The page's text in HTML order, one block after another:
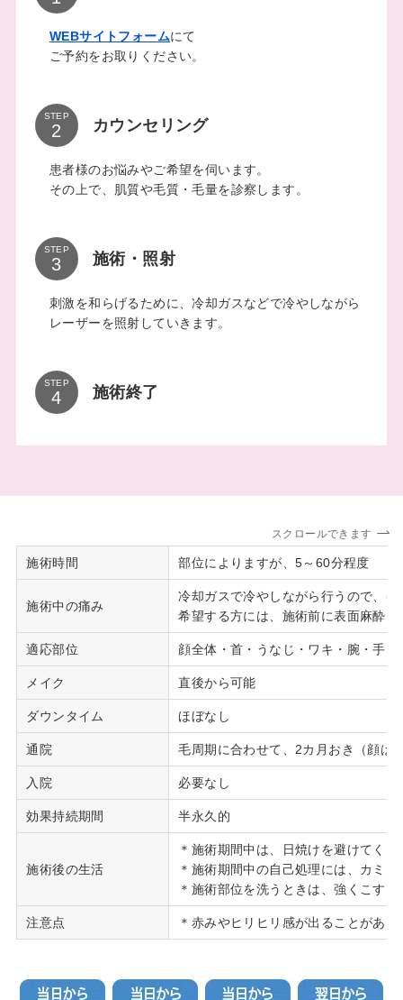
WEBサイトフォームにて
ご予約をお取りください。
STEP
カウンセリング
患者様のお悩みやご希望を伺います。
その上で、肌質や毛質・毛量を診察します。
STEP
施術・照射
刺激を和らげるために、冷却ガスなどで冷やしながら
レーザーを照射していきます。
STEP
施術終了
スクロールできます
施術時間 部位によりますが、5～60分程度
施術中の痛み
冷却ガスで冷やしながら行うので、ほ
希望する方には、施術前に表面麻酔
適応部位 顔全体・首・うなじ・ワキ・腕・手
メイク 直後から可能
ダウンタイム ほぼなし
通院 毛周期に合わせて、2カ月おき（顔は
入院 必要なし
効果持続期間 半永久的
施術後の生活
＊施術期間中は、日焼けを避けてくだ
＊施術期間中の自己処理には、カミ
＊施術部位を洗うときは、強くこす
注意点 ＊赤みやヒリヒリ感が出ることがあ